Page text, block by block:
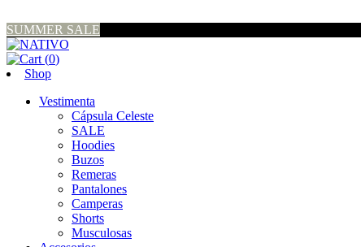
SUMMER SALE
(0)
Shop
Vestimenta
Cápsula Celeste
SALE
Hoodies
Buzos
Remeras
Pantalones
Camperas
Shorts
Musculosas